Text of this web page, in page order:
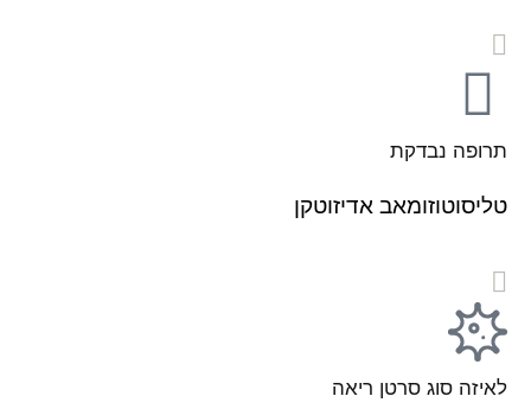
תרופה נבדקת
טליסוטוזומאב אדיזוטקן
לאיזה סוג סרטן ריאה